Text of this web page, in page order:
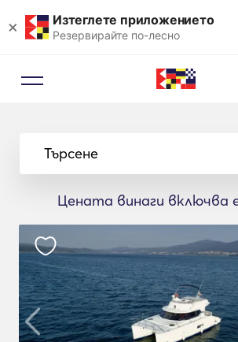
× Изтеглете приложението
Резервирайте по-лесно
Търсене
Цената винаги включва